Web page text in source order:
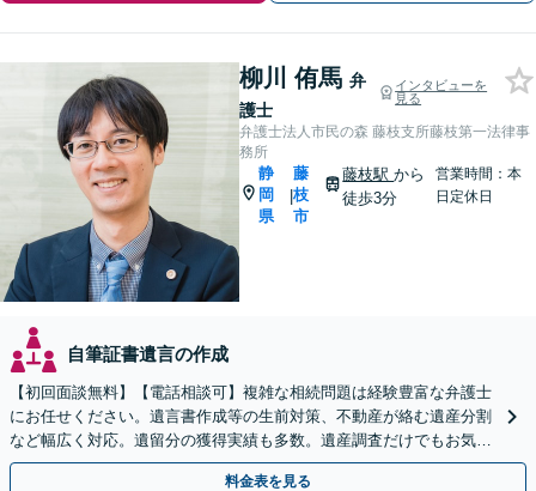
柳川 侑馬 弁
護士
インタビューを
見る
弁護士法人市民の森 藤枝支所藤枝第一法律事
務所
静
岡
県
|
藤
枝
市
藤枝駅から
徒歩3分
営業時間：本
日定休日
自筆証書遺言の作成
【初回面談無料】【電話相談可】複雑な相続問題は経験豊富な弁護士
にお任せください。遺言書作成等の生前対策、不動産が絡む遺産分割
など幅広く対応。遺留分の獲得実績も多数。遺産調査だけでもお気軽
に【夜間・休日相談可】【藤枝駅1分】
料金表を見る